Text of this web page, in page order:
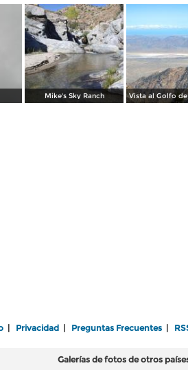
Mike's Sky Ranch Vista al Golfo
Privacidad Preguntas Frecuentes
Galerías de fotos de otros